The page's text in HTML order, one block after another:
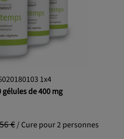
1x4
gélules de 400 mg
€/ Cure pour 2 personnes